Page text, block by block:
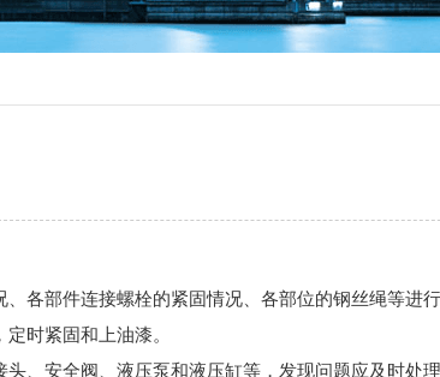
各部件连接螺栓的紧固情况、各部位的钢丝绳等进
时紧固和上油漆。
、安全阀、液压泵和液压缸等，发现问题应及时处理